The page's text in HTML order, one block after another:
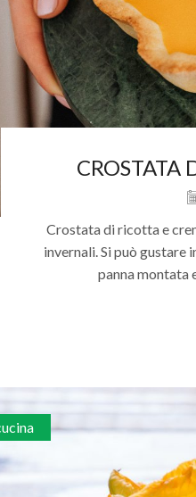
CROSTATA
Crostata di ricotta e
invernali. Si può gustare
panna montata